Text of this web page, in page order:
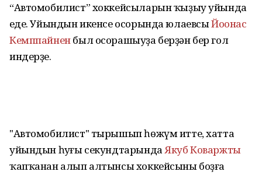
“Автомобилист” хоккейсыларын ҡыҙыу уйында
еңде. Уйындын икенсе осорында юлаевсыЙоонас
Кемппайненбыл осорашыуҙа берҙән бер гол
индерҙе.
"Автомобилист" тырышып һөжүм итте, хатта
уйындын һуңғы секундтарындаЯкуб Коваржты
ҡапҡанан алып алтынсы хоккейсыны боҙға